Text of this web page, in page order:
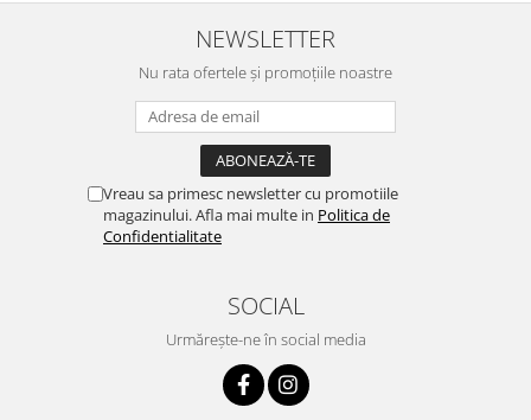
NEWSLETTER
Nu rata ofertele și promoțiile noastre
Vreau sa primesc newsletter cu promotiile
magazinului. Afla mai multe in Politica de
Confidentialitate
SOCIAL
Urmărește-ne în social media